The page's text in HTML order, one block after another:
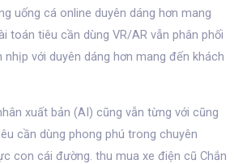
uống cá online duyên dáng hơn mang
toán tiêu cần dùng VR/AR vẫn phân phối
nhịp với duyên dáng hơn mang đến khách
xuất bản (AI) cũng vẫn từng với cũng
cần dùng phong phú trong chuyên
con cái đường. thu mua xe điện cũ Chắn